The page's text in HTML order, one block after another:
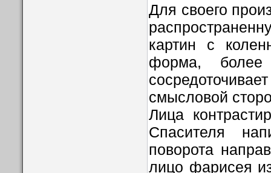
Для своего
картин с
форма, более
смысловой
Лица
Спасителя
поворота
лицо фарисея